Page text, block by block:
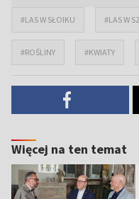
#LAS W SŁOIKU #LAS W
#ROŚLINY #KWIATY
Więcej na ten temat